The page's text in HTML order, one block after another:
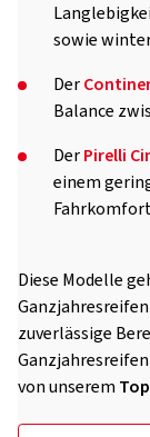
sowie
Der
Balance
DerPirelli
einem
Diese Modelle
zuverlässige
von unserem